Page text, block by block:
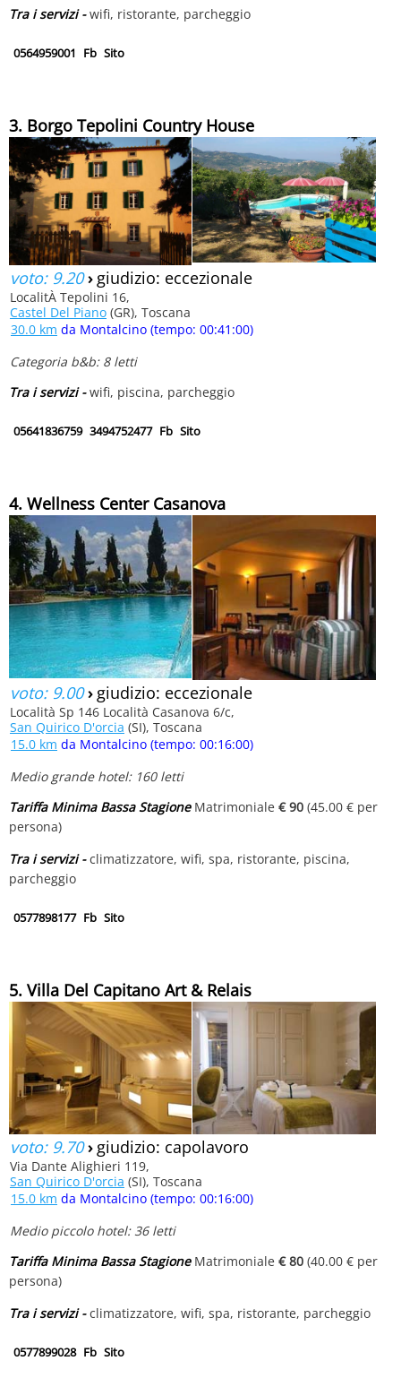
Tra i servizi -wifi, ristorante, parcheggio
0564959001 Fb Sito
3. Borgo Tepolini Country House
voto: 9.20› giudizio: eccezionale
LocalitÀ Tepolini 16,
Castel Del Piano (GR), Toscana
30.0 km da Montalcino (tempo: 00:41:00)
Categoria b&b: 8 letti
Tra i servizi -wifi, piscina, parcheggio
05641836759 3494752477 Fb Sito
4. Wellness Center Casanova
voto: 9.00› giudizio: eccezionale
Località Sp 146 Località Casanova 6/c,
San Quirico D'orcia (SI), Toscana
15.0 km da Montalcino (tempo: 00:16:00)
Medio grande hotel: 160 letti
Tariffa Minima Bassa StagioneMatrimoniale € 90 (45.00 € per
persona)
Tra i servizi -climatizzatore, wifi, spa, ristorante, piscina,
parcheggio
0577898177 Fb Sito
5. Villa Del Capitano Art & Relais
voto: 9.70› giudizio: capolavoro
Via Dante Alighieri 119,
San Quirico D'orcia (SI), Toscana
15.0 km da Montalcino (tempo: 00:16:00)
Medio piccolo hotel: 36 letti
Tariffa Minima Bassa StagioneMatrimoniale € 80 (40.00 € per
persona)
Tra i servizi -climatizzatore, wifi, spa, ristorante, parcheggio
0577899028 Fb Sito